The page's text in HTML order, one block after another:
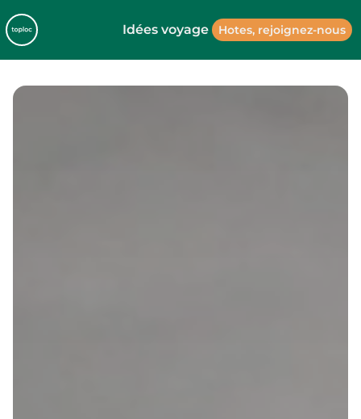
Idées voyage Hotes, rejoignez-nous